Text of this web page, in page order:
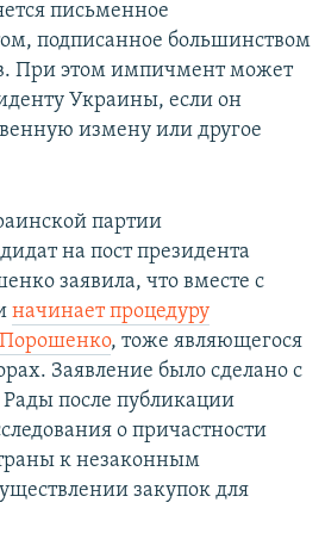
письменное
подписанное большинством
При этом импичмент может
Украины, если он
измену или другое
партии
на пост президента
заявила, что вместе с
начинает процедуру
, тоже являющегося
Заявление было сделано c
после публикации
о причастности
к незаконным
закупок для